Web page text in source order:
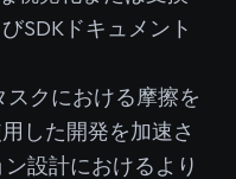
SDKドキュメント
クにおける摩擦を
した開発を加速さ
設計におけるより